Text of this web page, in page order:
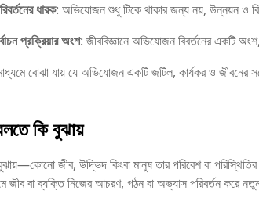
ধারক: অভিযোজন শুধু টিকে থাকার জন্য নয়, উন্নয়ন ও
প্রক্রিয়ার অংশ: জীববিজ্ঞানে অভিযোজন বিবর্তনের একটি
বোঝা যায় যে অভিযোজন একটি জটিল, কার্যকর ও জীবনের
কি বুঝায়
জীব, উদ্ভিদ কিংবা মানুষ তার পরিবেশ বা পরিস্থিতির
জীব বা ব্যক্তি নিজের আচরণ, গঠন বা অভ্যাস পরিবর্তন করে